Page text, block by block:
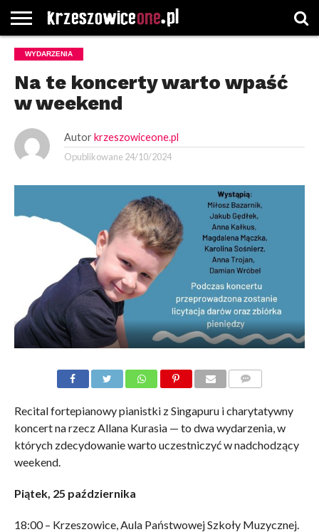
STRONA
GŁÓWNA
WYBORY
WYBIERZ
ROZKŁADY
GREGORCZYK
KONTAKT
WYDARZENIA
Na te koncerty warto wpaść
w weekend
Autor krzeszowiceone.pl
Opublikowane 24/10/2024
Recital fortepianowy pianistki z Singapuru i charytatywny
koncert na rzecz Allana Kurasia — to dwa wydarzenia, w
których zdecydowanie warto uczestniczyć w nadchodzący
weekend.
Piątek, 25 października
18:00 – Krzeszowice, Aula Państwowej Szkoły Muzycznej.